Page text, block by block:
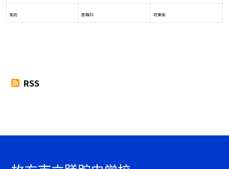
美術 家庭科 吹奏楽
RSS